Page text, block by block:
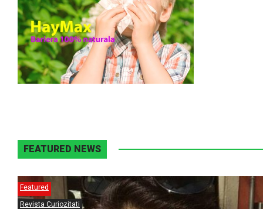
FEATURED NEWS
Featured
Revista Curiozitati